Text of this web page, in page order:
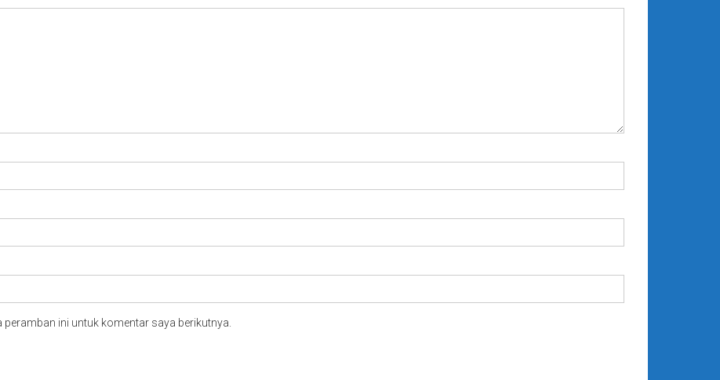
ini untuk komentar saya berikutnya.